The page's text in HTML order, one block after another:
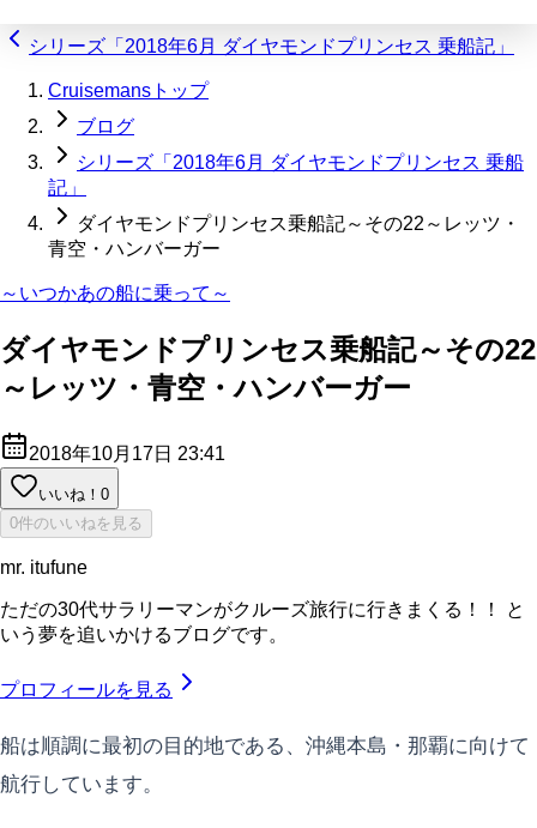
シリーズ「2018年6月 ダイヤモンドプリンセス 乗船記」
Cruisemansトップ
ブログ
シリーズ「2018年6月 ダイヤモンドプリンセス 乗船
記」
ダイヤモンドプリンセス乗船記～その22～レッツ・
青空・ハンバーガー
～いつかあの船に乗って～
ダイヤモンドプリンセス乗船記～その22
～レッツ・青空・ハンバーガー
2018年10月17日 23:41
いいね！ 0
0件のいいねを見る
mr. itufune
ただの30代サラリーマンがクルーズ旅行に行きまくる！！ と
いう夢を追いかけるブログです。
プロフィールを見る
船は順調に最初の目的地である、沖縄本島・那覇に向けて
航行しています。